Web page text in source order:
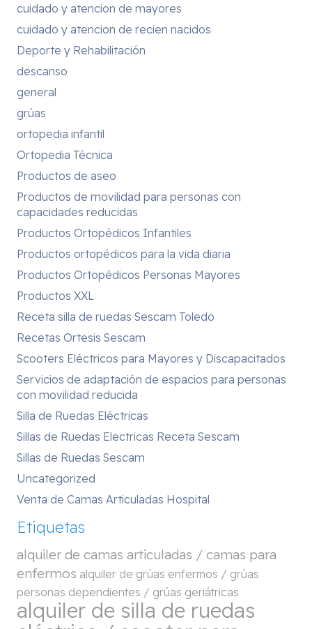
cuidado y atencion de mayores
cuidado y atencion de recien nacidos
Deporte y Rehabilitación
descanso
general
grúas
ortopedia infantil
Ortopedia Técnica
Productos de aseo
Productos de movilidad para personas con
capacidades reducidas
Productos Ortopédicos Infantiles
Productos ortopédicos para la vida diaria
Productos Ortopédicos Personas Mayores
Productos XXL
Receta silla de ruedas Sescam Toledo
Recetas Ortesis Sescam
Scooters Eléctricos para Mayores y Discapacitados
Servicios de adaptación de espacios para personas
con movilidad reducida
Silla de Ruedas Eléctricas
Sillas de Ruedas Electricas Receta Sescam
Sillas de Ruedas Sescam
Uncategorized
Venta de Camas Articuladas Hospital
Etiquetas
alquiler de camas articuladas / camas para
enfermos alquiler de grúas enfermos / grúas
personas dependientes / grúas geriátricas
alquiler de silla de ruedas